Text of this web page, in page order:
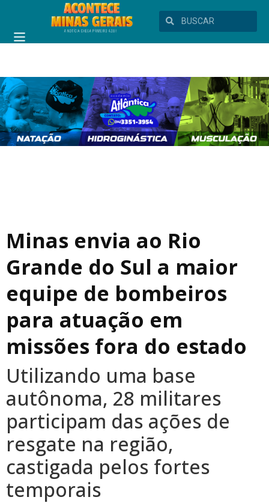
Minas envia ao Rio
Grande do Sul a maior
equipe de bombeiros
para atuação em
missões fora do estado
Utilizando uma base
autônoma, 28 militares
participam das ações de
resgate na região,
castigada pelos fortes
temporais